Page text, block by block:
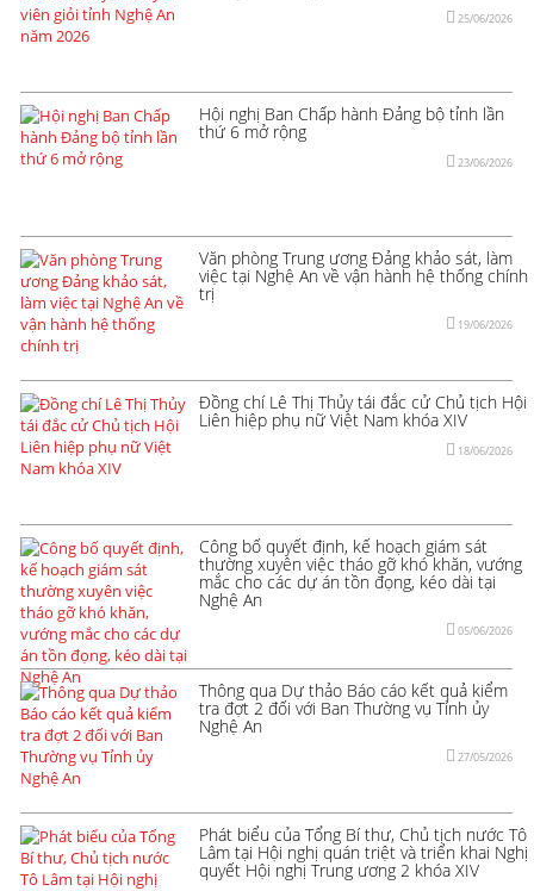
25/06/2026
Hội nghị Ban Chấp hành Đảng bộ tỉnh lần
thứ 6 mở rộng
23/06/2026
Văn phòng Trung ương Đảng khảo sát, làm
việc tại Nghệ An về vận hành hệ thống chính
trị
19/06/2026
Đồng chí Lê Thị Thủy tái đắc cử Chủ tịch Hội
Liên hiệp phụ nữ Việt Nam khóa XIV
18/06/2026
Công bố quyết định, kế hoạch giám sát
thường xuyên việc tháo gỡ khó khăn, vướng
mắc cho các dự án tồn đọng, kéo dài tại
Nghệ An
05/06/2026
Thông qua Dự thảo Báo cáo kết quả kiểm
tra đợt 2 đối với Ban Thường vụ Tỉnh ủy
Nghệ An
27/05/2026
Phát biểu của Tổng Bí thư, Chủ tịch nước Tô
Lâm tại Hội nghị quán triệt và triển khai Nghị
quyết Hội nghị Trung ương 2 khóa XIV